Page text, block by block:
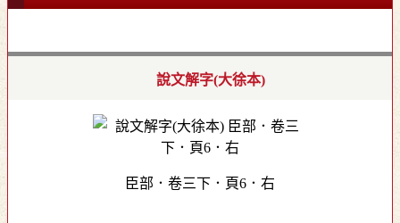
說文解字(大徐本)
臣部．卷三下．頁6．右